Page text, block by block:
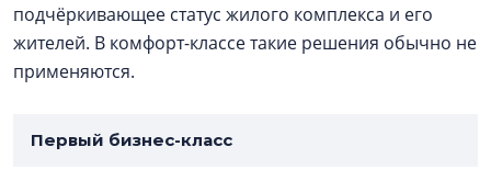
подчёркивающее статус жилого комплекса и его
жителей. В комфорт-классе такие решения обычно не
применяются.
Первый бизнес-класс